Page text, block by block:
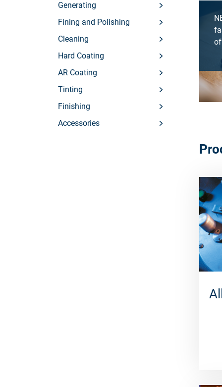
Generating
Fining and Polishing
Cleaning
Hard Coating
AR Coating
Tinting
Finishing
Accessories